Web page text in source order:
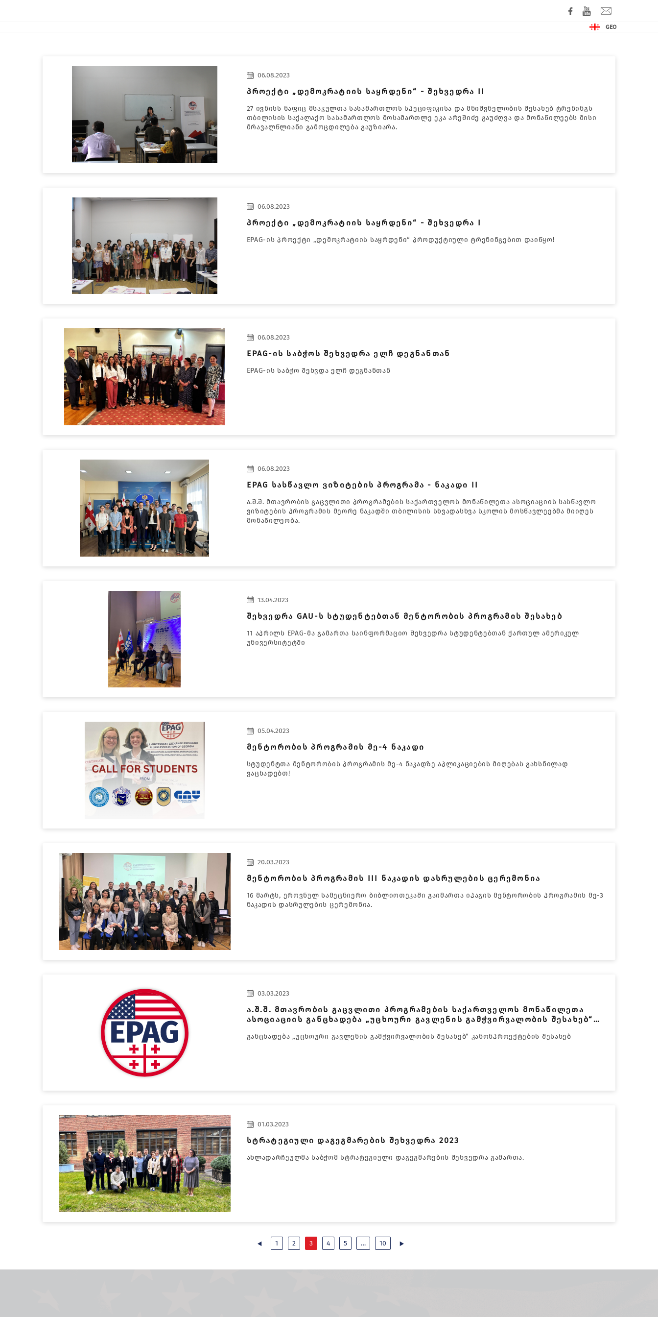
GEO
06.08.2023
პროექტი „დემოკრატიის საყრდენი“ - შეხვედრა II
27 ივნისს ნაფიც მსაჯულთა სასამართლოს სპეციფიკისა და მნიშვნელობის შესახებ ტრენინგს
თბილისის საქალაქო სასამართლოს მოსამართლე ეკა არეშიძე გაუძღვა და მონაწილეებს მისი
მრავალწლიანი გამოცდილება გაუზიარა.
06.08.2023
პროექტი „დემოკრატიის საყრდენი“ - შეხვედრა I
EPAG-ის პროექტი „დემოკრატიის საყრდენი“ პროდუქტიული ტრენინგებით დაიწყო!
06.08.2023
EPAG-ის საბჭოს შეხვედრა ელჩ დეგნანთან
EPAG-ის საბჭო შეხვდა ელჩ დეგნანთან
06.08.2023
EPAG სასწავლო ვიზიტების პროგრამა - ნაკადი II
ა.შ.შ. მთავრობის გაცვლითი პროგრამების საქართველოს მონაწილეთა ასოციაციის სასწავლო
ვიზიტების პროგრამის მეორე ნაკადში თბილისის სხვადასხვა სკოლის მოსწავლეებმა მიიღეს
მონაწილეობა.
13.04.2023
შეხვედრა GAU-ს სტუდენტებთან მენტორობის პროგრამის შესახებ
11 აპრილს EPAG-მა გამართა საინფორმაციო შეხვედრა სტუდენტებთან ქართულ ამერიკულ
უნივერსიტეტში
05.04.2023
მენტორობის პროგრამის მე-4 ნაკადი
სტუდენტთა მენტორობის პროგრამის მე-4 ნაკადზე აპლიკაციების მიღებას გახსნილად
ვაცხადებთ!
20.03.2023
მენტორობის პროგრამის III ნაკადის დასრულების ცერემონია
16 მარტს, ეროვნულ სამეცნიერო ბიბლიოთეკაში გაიმართა იპაგის მენტორობის პროგრამის მე-3
ნაკადის დასრულების ცერემონია.
03.03.2023
ა.შ.შ. მთავრობის გაცვლითი პროგრამების საქართველოს მონაწილეთა
ასოციაციის განცხადება „უცხოური გავლენის გამჭვირვალობის შესახებ“
განცხადება „უცხოური გავლენის გამჭვირვალობის შესახებ“ კანონპროექტების შესახებ
01.03.2023
სტრატეგიული დაგეგმარების შეხვედრა 2023
ახლადარჩეულმა საბჭომ სტრატეგიული დაგეგმარების შეხვედრა გამართა.
1 2 3 4 5 … 10